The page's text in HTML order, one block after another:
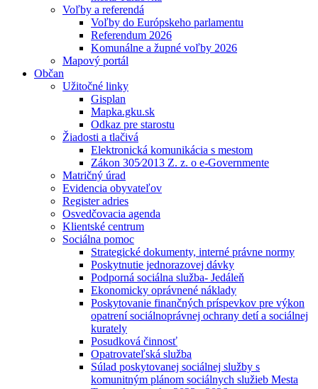
Voľby a referendá
Voľby do Európskeho parlamentu
Referendum 2026
Komunálne a župné voľby 2026
Mapový portál
Občan
Užitočné linky
Gisplan
Mapka.gku.sk
Odkaz pre starostu
Žiadosti a tlačivá
Elektronická komunikácia s mestom
Zákon 305⁄2013 Z. z. o e-Governmente
Matričný úrad
Evidencia obyvateľov
Register adries
Osvedčovacia agenda
Klientské centrum
Sociálna pomoc
Strategické dokumenty, interné právne normy
Poskytnutie jednorazovej dávky
Podporná sociálna služba- Jedáleň
Ekonomicky oprávnené náklady
Poskytovanie finančných príspevkov pre výkon
opatrení sociálnoprávnej ochrany detí a sociálnej
kurately
Posudková činnosť
Opatrovateľská služba
Súlad poskytovanej sociálnej služby s
komunitným plánom sociálnych služieb Mesta